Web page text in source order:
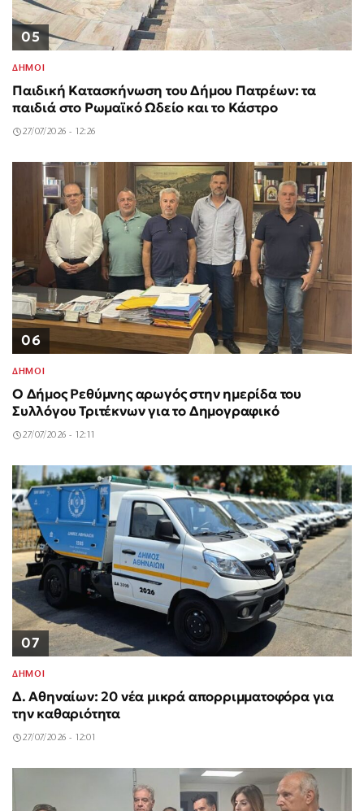
05
ΔΗΜΟΙ
Παιδική Κατασκήνωση του Δήμου Πατρέων: τα
παιδιά στο Ρωμαϊκό Ωδείο και το Κάστρο
27/07/2026 - 12:26
06
ΔΗΜΟΙ
Ο Δήμος Ρεθύμνης αρωγός στην ημερίδα του
Συλλόγου Τριτέκνων για το Δημογραφικό
27/07/2026 - 12:11
07
ΔΗΜΟΙ
Δ. Αθηναίων: 20 νέα μικρά απορριμματοφόρα για
την καθαριότητα
27/07/2026 - 12:01